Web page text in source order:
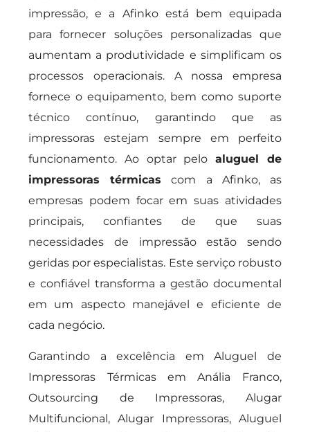
impressão, e a Afinko está bem equipada
para fornecer soluções personalizadas que
aumentam a produtividade e simplificam os
processos operacionais. A nossa empresa
fornece o equipamento, bem como suporte
técnico contínuo, garantindo que as
impressoras estejam sempre em perfeito
funcionamento. Ao optar peloaluguel de
impressoras térmicas com a Afinko, as
empresas podem focar em suas atividades
principais, confiantes de que suas
necessidades de impressão estão sendo
geridas por especialistas. Este serviço robusto
e confiável transforma a gestão documental
em um aspecto manejável e eficiente de
cada negócio.
Garantindo a excelência em Aluguel de
Impressoras Térmicas em Anália Franco,
Outsourcing de Impressoras, Alugar
Multifuncional, Alugar Impressoras, Aluguel